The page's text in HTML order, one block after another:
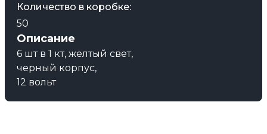
Количество в коробке:
50
Описание
6 шт в 1 кт, желтый свет,
черный корпус,
12 вольт